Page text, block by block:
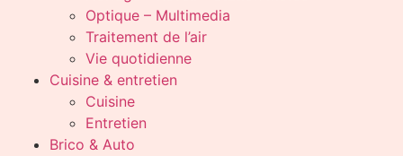
Optique – Multimedia
Traitement de l’air
Vie quotidienne
Cuisine & entretien
Cuisine
Entretien
Brico & Auto